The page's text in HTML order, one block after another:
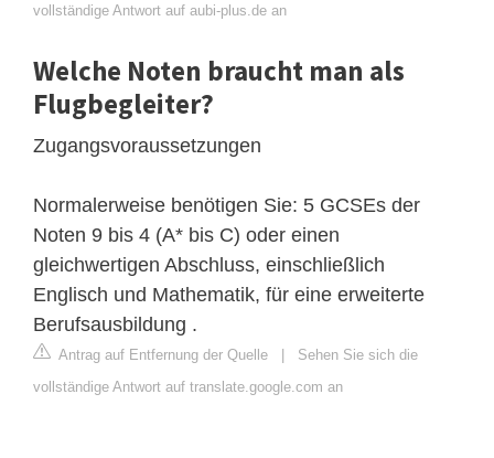
vollständige Antwort auf aubi-plus.de an
Welche Noten braucht man als
Flugbegleiter?
Zugangsvoraussetzungen
Normalerweise benötigen Sie: 5 GCSEs der
Noten 9 bis 4 (A* bis C) oder einen
gleichwertigen Abschluss, einschließlich
Englisch und Mathematik, für eine erweiterte
Berufsausbildung .
Antrag auf Entfernung der Quelle | Sehen Sie sich die
vollständige Antwort auf translate.google.com an